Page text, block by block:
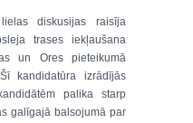
diskusijas raisīja
trases iekļaušana
un Ores pieteikumā
kandidatūra izrādījās
palika starp
galīgajā balsojumā par